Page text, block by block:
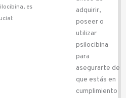
es
adquirir,
poseer o
utilizar
psilocibina
para
asegurarte de
que estás en
cumplimiento